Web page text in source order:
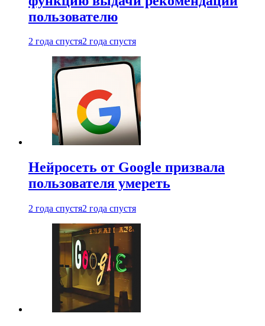
пользователю
2 года спустя2 года спустя
Нейросеть от Google призвала
пользователя умереть
2 года спустя2 года спустя